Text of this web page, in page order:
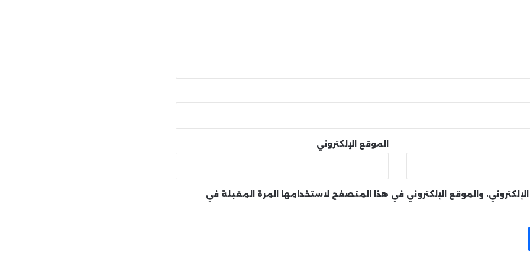
الموقع الإلكتروني
والموقع الإلكتروني في هذا المتصفح لاستخدامها المرة المقبلة في